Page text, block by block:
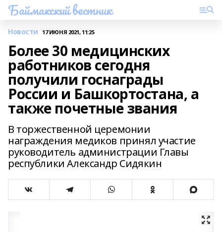
Баймакский вестник
Новости 17 ИЮНЯ 2021, 11:25
Более 30 медицинских
работников сегодня
получили госнаграды
России и Башкортостана, а
также почетные звания
В торжественной церемонии
награждения медиков принял участие
руководитель администрации Главы
республики Александр Сидякин